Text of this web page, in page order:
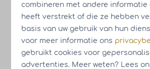
combineren met andere informatie
heeft verstrekt of die ze hebben
basis van uw gebruik van hun
voor meer informatie ons
gebruikt cookies voor
advertenties. Meer weten? Lees